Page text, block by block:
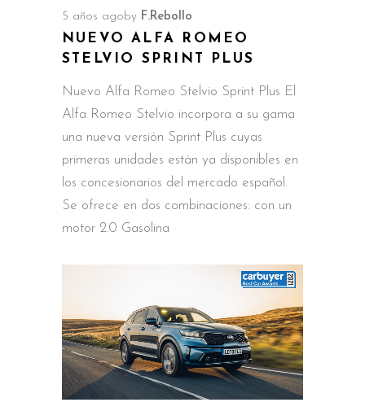
5 años ago by F.Rebollo
NUEVO ALFA ROMEO
STELVIO SPRINT PLUS
Nuevo Alfa Romeo Stelvio Sprint Plus El
Alfa Romeo Stelvio incorpora a su gama
una nueva versión Sprint Plus cuyas
primeras unidades están ya disponibles en
los concesionarios del mercado español.
Se ofrece en dos combinaciones: con un
motor 2.0 Gasolina